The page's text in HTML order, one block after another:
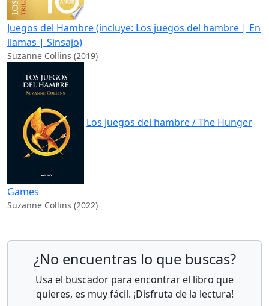
Juegos del Hambre (incluye: Los juegos del hambre | En
llamas | Sinsajo)
Suzanne Collins (2019)
Los Juegos del hambre / The Hunger
Games
Suzanne Collins (2022)
¿No encuentras lo que buscas?
Usa el buscador para encontrar el libro que
quieres, es muy fácil. ¡Disfruta de la lectura!